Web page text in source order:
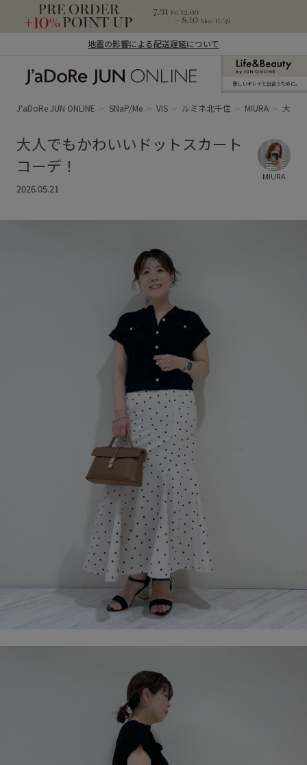
地震の影響による配送遅延について
ン オンライン）
新しいキレイと出合うために。
J'aDoRe JUN ONLINE SNaP/Me VIS ルミネ北千住 MIURA 大人
大人でもかわいいドットスカート
コーデ！
MIURA
2026.05.21